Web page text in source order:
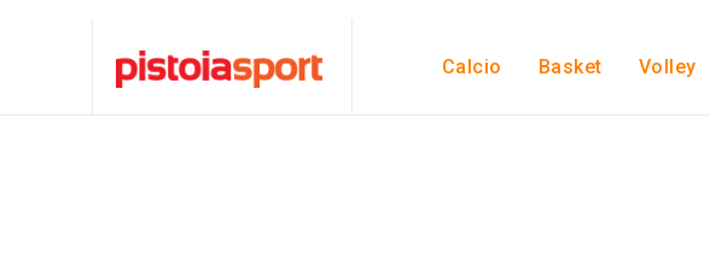
Calcio Basket Volley